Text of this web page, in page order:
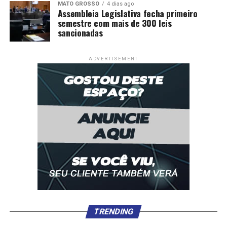
MATO GROSSO 4 dias ago
Assembleia Legislativa fecha primeiro
semestre com mais de 300 leis
sancionadas
ADVERTISEMENT
TRENDING